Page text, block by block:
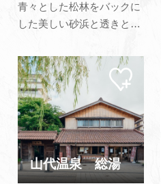
青々とした松林をバックに
した美しい砂浜と透きとお
す。 天気の良い日には、
延々と続く海岸線の向こう
に景勝地として有名な福井
県の「東尋坊」の沖合いに
浮かぶ無人島「雄島」おし
まを眺めることもできま
す。 海の家が1軒あり、
シ…
山代温泉 総湯
マイ
ペー
追加